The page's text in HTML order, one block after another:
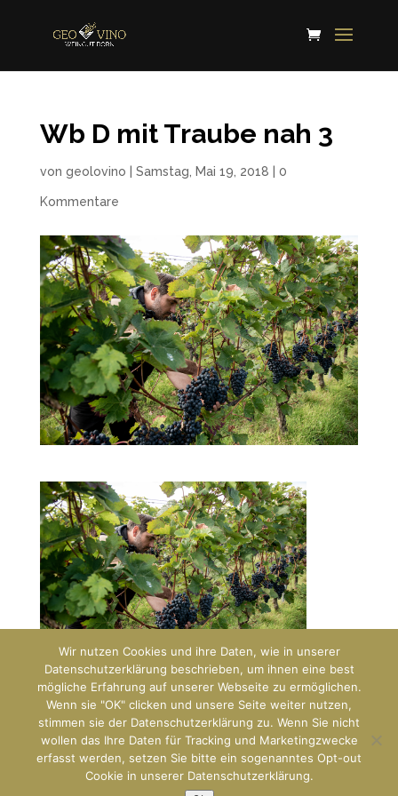
Wb D mit Traube nah 3
von geolovino Samstag, Mai 19, 2018 0
Kommentare
Designed byPredict42 & GEOloVINO
Impressum & Datenschutz
Wir nutzen Cookies und ihre Daten, wie in unserer
Datenschutzerklärung beschrieben, um ihnen eine best
mögliche Erfahrung auf unserer Webseite zu ermöglichen.
Wenn sie "OK" clicken und unsere Seite weiter nutzen,
stimmen sie der Datenschutzerklärung zu. Wenn Sie nicht
wollen das Ihre Daten für Tracking und Marketingzwecke
erfasst werden, setzen Sie bitte ein sogenanntes Opt-out
Cookie in unserer Datenschutzerklärung.